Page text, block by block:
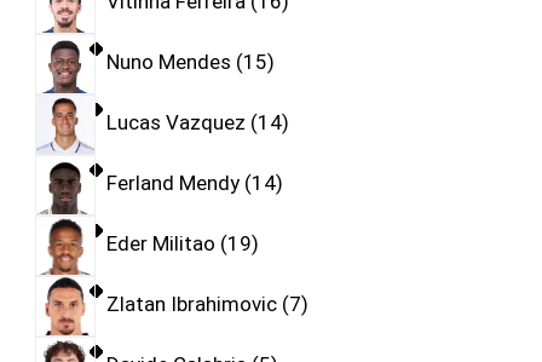
Nuno Mendes 15
Lucas Vazquez 14
Ferland Mendy 14
Eder Militao 19
Zlatan Ibrahimovic 7